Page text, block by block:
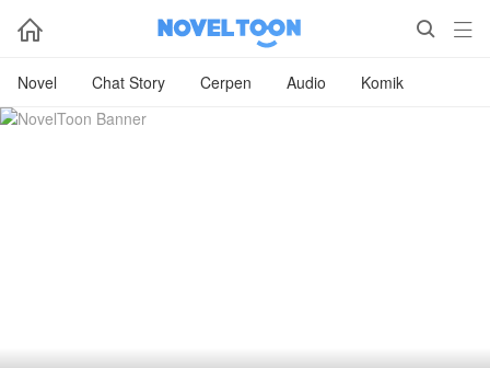
  
Novel Chat Story Cerpen Audio Komik